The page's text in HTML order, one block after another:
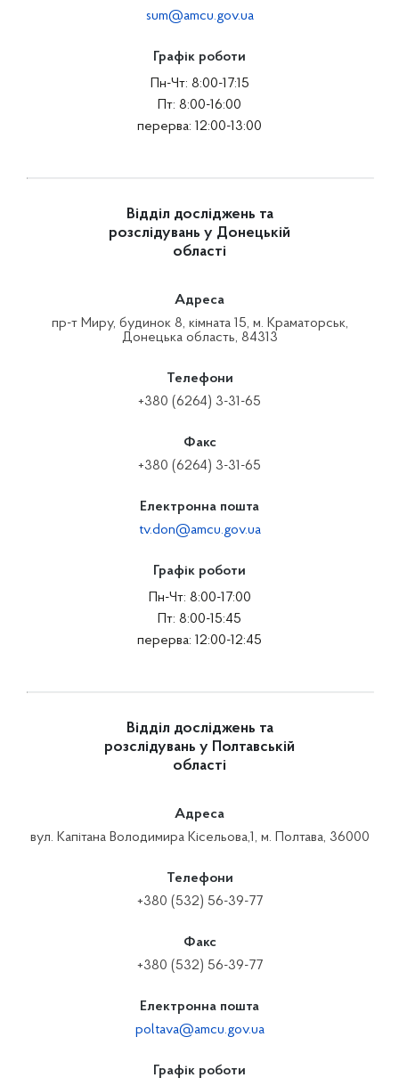
sum@amcu.gov.ua
Графік роботи
Пн-Чт: 8:00-17:15
Пт: 8:00-16:00
перерва: 12:00-13:00
Відділ досліджень та
розслідувань у Донецькій
області
Адреса
пр-т Миру, будинок 8, кімната 15, м. Краматорськ,
Донецька область, 84313
Телефони
+380 (6264) 3-31-65
Факс
+380 (6264) 3-31-65
Електронна пошта
tv.don@amcu.gov.ua
Графік роботи
Пн-Чт: 8:00-17:00
Пт: 8:00-15:45
перерва: 12:00-12:45
Відділ досліджень та
розслідувань у Полтавській
області
Адреса
вул. Капітана Володимира Кісельова,1, м. Полтава, 36000
Телефони
+380 (532) 56-39-77
Факс
+380 (532) 56-39-77
Електронна пошта
poltava@amcu.gov.ua
Графік роботи